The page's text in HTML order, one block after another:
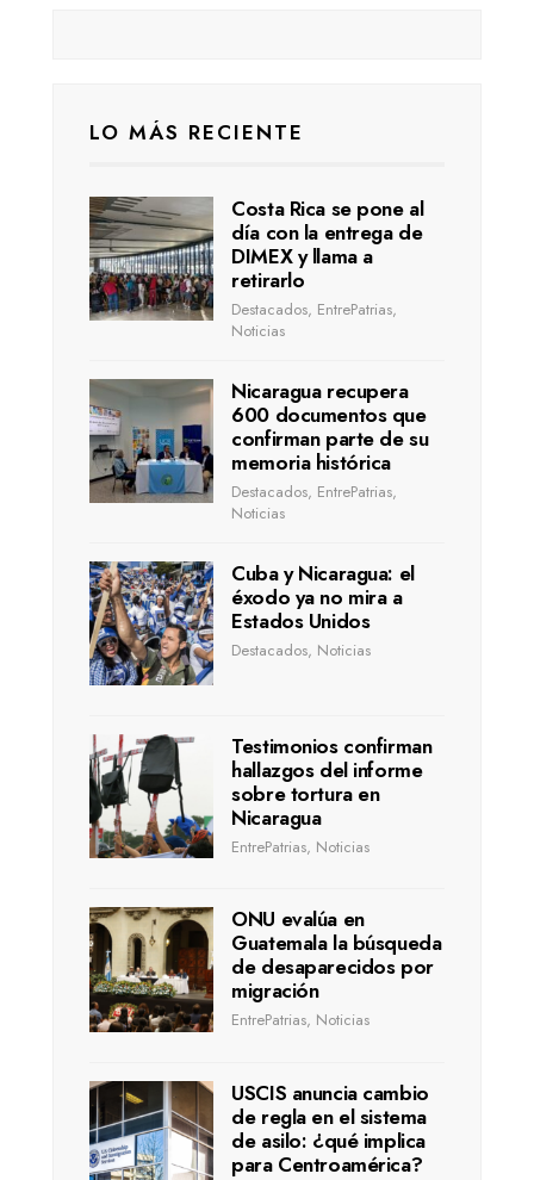
LO MÁS RECIENTE
Costa Rica se pone al
día con la entrega de
DIMEX y llama a
retirarlo
Destacados, EntrePatrias,
Noticias
Nicaragua recupera
600 documentos que
confirman parte de su
memoria histórica
Destacados, EntrePatrias,
Noticias
Cuba y Nicaragua: el
éxodo ya no mira a
Estados Unidos
Destacados, Noticias
Testimonios confirman
hallazgos del informe
sobre tortura en
Nicaragua
EntrePatrias, Noticias
ONU evalúa en
Guatemala la búsqueda
de desaparecidos por
migración
EntrePatrias, Noticias
USCIS anuncia cambio
de regla en el sistema
de asilo: ¿qué implica
para Centroamérica?